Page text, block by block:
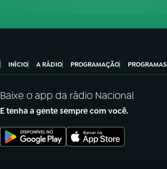
INÍCIO A RÁDIO PROGRAMAÇÃO PROGRAMAS
Baixe o app da rádio Nacional
E tenha a gente sempre com você.